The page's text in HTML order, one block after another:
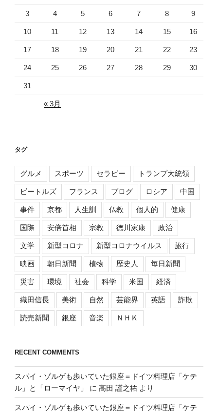
3 4 5 6 7 8 9
10 11 12 13 14 15 16
17 18 19 20 21 22 23
24 25 26 27 28 29 30
31
« 3月
タグ
グルメ スポーツ セラピー トランプ大統領
ビートルズ フランス ブログ ロシア 中国
事件 京都 人生訓 仏教 個人的 健康
国際 安倍首相 宗教 徳川家康 政治
文学 新型コロナ 新型コロナウイルス 旅行
映画 朝日新聞 植物 歴史人 毎日新聞
災害 環境 社会 科学 米国 経済
織田信長 美術 自然 芸能界 英語 詐欺
読売新聞 銀座 音楽 ＮＨＫ
RECENT COMMENTS
スパイ・ゾルゲも歩いていた銀座＝ドイツ料理店「ケテ
ル」と「ローマイヤ」
に 高田 謹之祐 より
スパイ・ゾルゲも歩いていた銀座＝ドイツ料理店「ケテ